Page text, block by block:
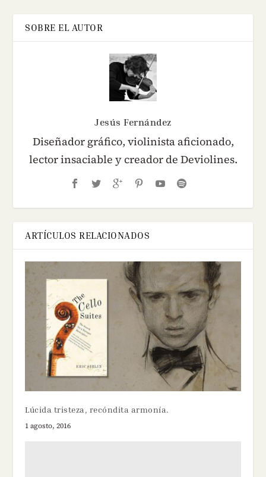
SOBRE EL AUTOR
Jesús Fernández
Diseñador gráfico, violinista aficionado,
lector insaciable y creador de Deviolines.
ARTÍCULOS RELACIONADOS
Lúcida tristeza, recóndita armonía.
1 agosto, 2016